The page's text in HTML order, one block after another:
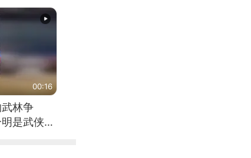
00:16
林争
是武侠片